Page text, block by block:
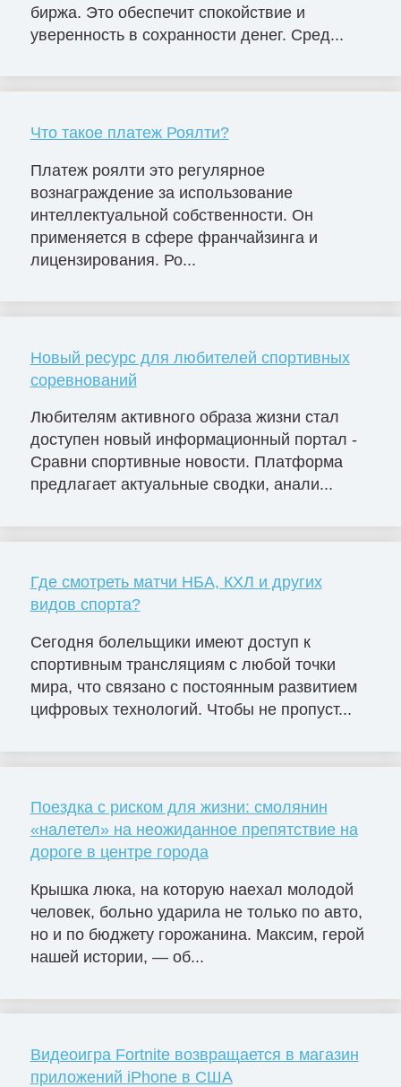
биржа. Это обеспечит спокойствие и
уверенность в сохранности денег. Сред...
Что такое платеж Роялти?
Платеж роялти это регулярное
вознаграждение за использование
интеллектуальной собственности. Он
применяется в сфере франчайзинга и
лицензирования. Ро...
Новый ресурс для любителей спортивных
соревнований
Любителям активного образа жизни стал
доступен новый информационный портал -
Сравни спортивные новости. Платформа
предлагает актуальные сводки, анали...
Где смотреть матчи НБА, КХЛ и других
видов спорта?
Сегодня болельщики имеют доступ к
спортивным трансляциям с любой точки
мира, что связано с постоянным развитием
цифровых технологий. Чтобы не пропуст...
Поездка с риском для жизни: смолянин
«налетел» на неожиданное препятствие на
дороге в центре города
Крышка люка, на которую наехал молодой
человек, больно ударила не только по авто,
но и по бюджету горожанина. Максим, герой
нашей истории, — об...
Видеоигра Fortnite возвращается в магазин
приложений iPhone в США